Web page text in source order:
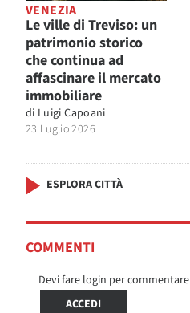
VENEZIA
Le ville di Treviso: un
patrimonio storico
che continua ad
affascinare il mercato
immobiliare
di Luigi Capoani
23 Luglio 2026
ESPLORA CITTÀ
COMMENTI
Devi fare login per commentare
ACCEDI